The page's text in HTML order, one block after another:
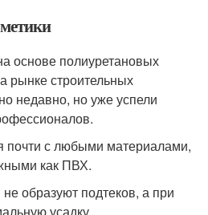
основе полиуретановых
рынке строительных
недавно, но уже успели
почти с любыми материалами,
как ПВХ.
образуют подтеков, а при